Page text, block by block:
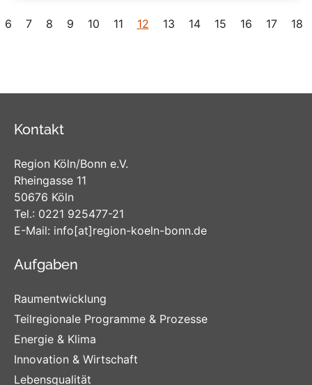
6 7 8 9 10 11 12 13 14 15 16 17 18
Kontakt
Region Köln/Bonn e.V.
Rheingasse 11
50676 Köln
Tel.: 0221 925477-21
E-Mail: info[at]region-koeln-bonn.de
Aufgaben
Raumentwicklung
Teilregionale Programme & Prozesse
Energie & Klima
Innovation & Wirtschaft
Lebensqualität